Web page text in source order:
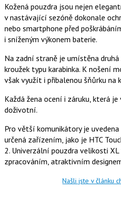
Kožená pouzdra jsou nejen
v nastávající sezóně dokonale
nebo smartphone před
i sníženým výkonem baterie.
Na zadní straně je umístěna
kroužek typu karabinka. K nošení
však využít i přibalenou šňůrku na
Každá žena ocení i záruku, která
doživotní.
Pro větší komunikátory je uvedena
určená zařízením, jako je HTC
2. Univerzální pouzdra velikosti
zpracováním, atraktivním
Našli jste v článku